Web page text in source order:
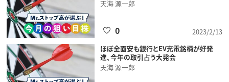
天海 源一郎
2023/2/13
0
ほぼ全面安も銀行とEV充電銘柄が好発
進、今年の取引占う大発会
天海 源一郎